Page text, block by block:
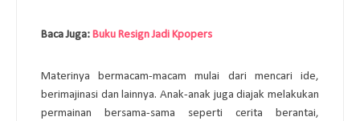
Baca Juga: Buku Resign Jadi Kpopers
Materinya bermacam-macam mulai dari mencari ide,
berimajinasi dan lainnya. Anak-anak juga diajak melakukan
permainan bersama-sama seperti cerita berantai,